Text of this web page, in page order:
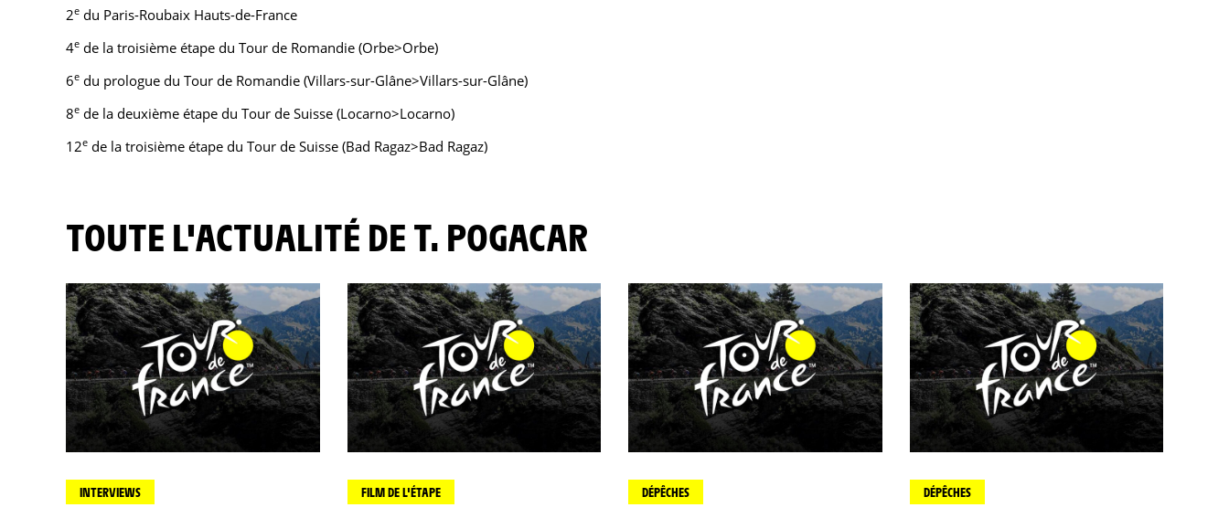
2e du Paris-Roubaix Hauts-de-France
4e de la troisième étape du Tour de Romandie (Orbe>Orbe)
6e du prologue du Tour de Romandie (Villars-sur-Glâne>Villars-sur-Glâne)
8e de la deuxième étape du Tour de Suisse (Locarno>Locarno)
12e de la troisième étape du Tour de Suisse (Bad Ragaz>Bad Ragaz)
TOUTE L'ACTUALITÉ DE T. POGACAR
INTERVIEWS FILM DE L'ÉTAPE DÉPÊCHES DÉPÊCHES